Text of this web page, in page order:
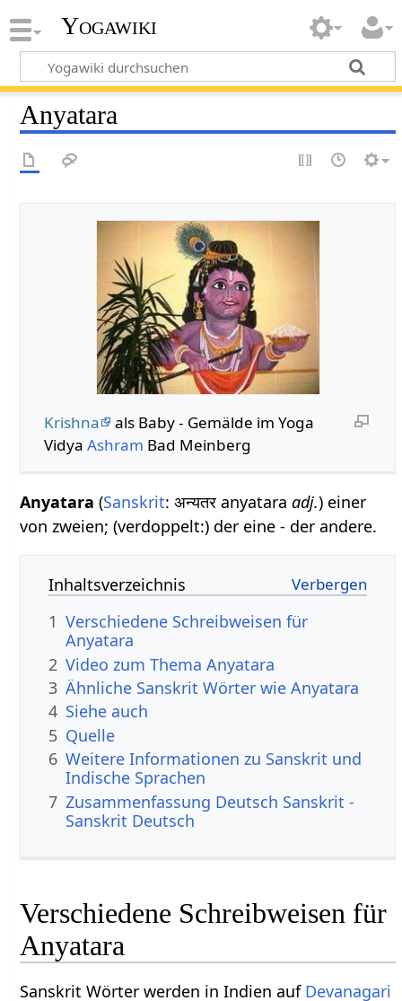
Yogawiki
Anyatara
Krishna
als Baby - Gemälde im Yoga
Vidya Ashram Bad Meinberg
Anyatara (Sanskrit: अन्यतर anyataraadj.) einer
von zweien; (verdoppelt:) der eine - der andere.
Inhaltsverzeichnis
1 Verschiedene Schreibweisen für
Anyatara
2 Video zum Thema Anyatara
3 Ähnliche Sanskrit Wörter wie Anyatara
4 Siehe auch
5 Quelle
6 Weitere Informationen zu Sanskrit und
Indische Sprachen
7 Zusammenfassung Deutsch Sanskrit -
Sanskrit Deutsch
Verschiedene Schreibweisen für
Anyatara
Sanskrit Wörter werden in Indien auf Devanagari